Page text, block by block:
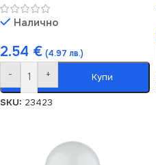
Налично
2.54 € (4.97 лв.)
- + Купи
SKU: 23423